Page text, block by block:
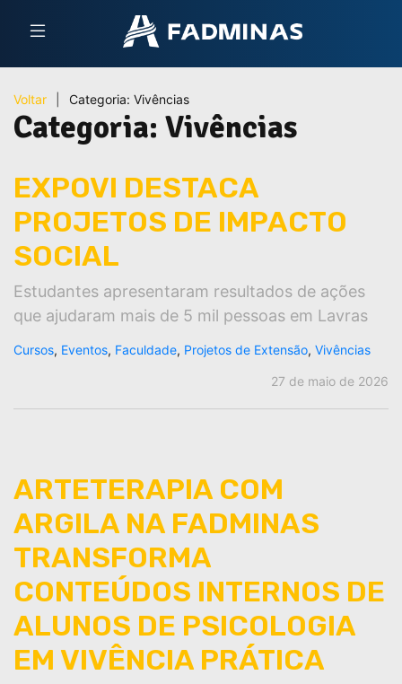
Voltar Categoria: Vivências
Categoria: Vivências
EXPOVI DESTACA
PROJETOS DE IMPACTO
SOCIAL
Estudantes apresentaram resultados de ações
que ajudaram mais de 5 mil pessoas em Lavras
Cursos, Eventos, Faculdade, Projetos de Extensão, Vivências
27 de maio de 2026
ARTETERAPIA COM
ARGILA NA FADMINAS
TRANSFORMA
CONTEÚDOS INTERNOS DE
ALUNOS DE PSICOLOGIA
EM VIVÊNCIA PRÁTICA